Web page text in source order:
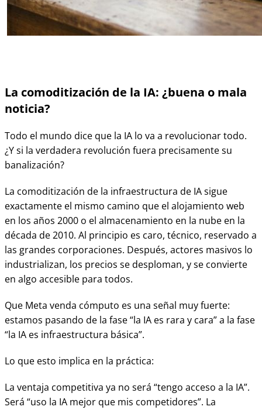
La comoditización de la IA: ¿buena o mala
noticia?
Todo el mundo dice que la IA lo va a revolucionar todo.
¿Y si la verdadera revolución fuera precisamente su
banalización?
La comoditización de la infraestructura de IA sigue
exactamente el mismo camino que el alojamiento web
en los años 2000 o el almacenamiento en la nube en la
década de 2010. Al principio es caro, técnico, reservado a
las grandes corporaciones. Después, actores masivos lo
industrializan, los precios se desploman, y se convierte
en algo accesible para todos.
Que Meta venda cómputo es una señal muy fuerte:
estamos pasando de la fase “la IA es rara y cara” a la fase
“la IA es infraestructura básica”.
Lo que esto implica en la práctica:
La ventaja competitiva ya no será “tengo acceso a la IA”.
Será “uso la IA mejor que mis competidores”. La